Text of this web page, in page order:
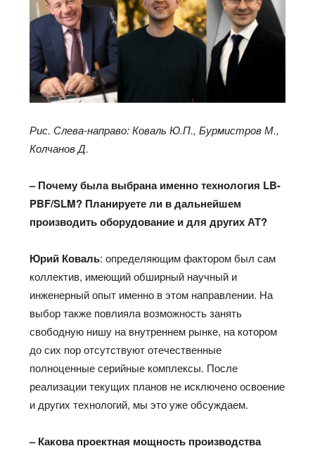
Рис. Слева-направо: Коваль Ю.П., Бурмистров М.,
Колчанов Д.
– Почему была выбрана именно технология LB-
PBF/SLM? Планируете ли в дальнейшем
производить оборудование и для других АТ?
Юрий Коваль: определяющим фактором был сам
коллектив, имеющий обширный научный и
инженерный опыт именно в этом направлении. На
выбор также повлияла возможность занять
свободную нишу на внутреннем рынке, на котором
до сих пор отсутствуют отечественные
полноценные серийные комплексы. После
реализации текущих планов не исключено освоение
и других технологий, мы это уже обсуждаем.
– Какова проектная мощность производства